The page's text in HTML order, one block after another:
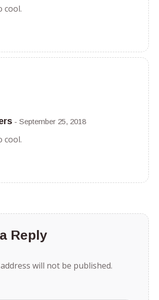
cool.
September 25, 2018
cool.
Reply
will not be published.